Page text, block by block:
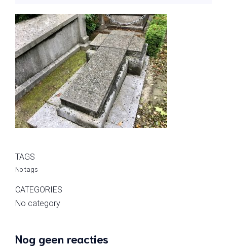
TAGS
No tags
CATEGORIES
No category
Nog geen reacties